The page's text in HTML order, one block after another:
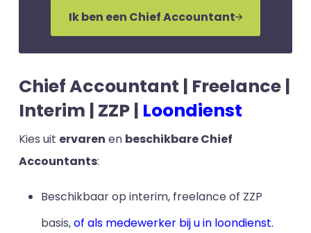
Ik ben een Chief Accountant
Chief Accountant | Freelance |
Interim | ZZP | Loondienst
Kies uit ervaren en beschikbare Chief
Accountants:
Beschikbaar op interim, freelance of ZZP
basis,of als medewerker bij u in loondienst.